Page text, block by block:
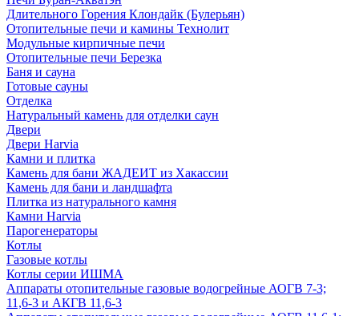
Длительного Горения Клондайк (Булерьян)
Отопительные печи и камины Технолит
Модульные кирпичные печи
Отопительные печи Березка
Баня и сауна
Готовые сауны
Отделка
Натуральный камень для отделки саун
Двери
Двери Harvia
Камни и плитка
Камень для бани ЖАДЕИТ из Хакассии
Камень для бани и ландшафта
Плитка из натурального камня
Камни Harvia
Парогенераторы
Котлы
Газовые котлы
Котлы серии ИШМА
Аппараты отопительные газовые водогрейные АОГВ 7-3;
11,6-3 и АКГВ 11,6-3